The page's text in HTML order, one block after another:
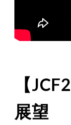
【
展望